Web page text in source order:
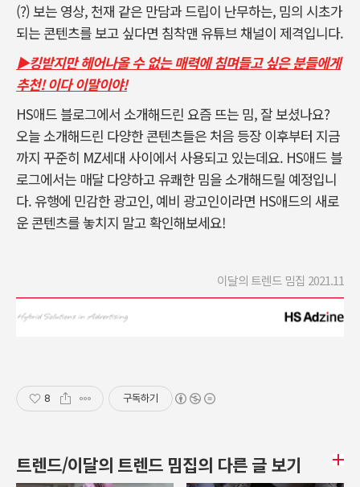
(?) 보는 영상, 천재 같은 만담과 드립이 난무하는, 밈의 시초가
되는 콘텐츠를 보고 싶다면 침착맨 유튜브 채널이 제격입니다.
▶킹받지만 헤어나올 수 없는 매력에 침며들고 싶은 분들에게
추천! 이다 이말이야!
HS애드 블로그에서 소개해드린 요즘 뜨는 밈, 잘 보셨나요?
오늘 소개해드린 다양한 콘텐츠들은 처음 등장 이후부터 지금
까지 꾸준히 MZ세대 사이에서 사용되고 있는데요. HS애드 블
로그에서는 매달 다양하고 유쾌한 밈을 소개해드릴 예정입니
다. 유행에 민감한 광고인, 예비 광고인이라면 HS애드의 새로
운 콘텐츠를 놓치지 말고 확인해보세요!
이달의 트렌드 밈집 2021.11
8 구독하기
트렌드/이달의 트렌드 밈집의 다른 글 보기